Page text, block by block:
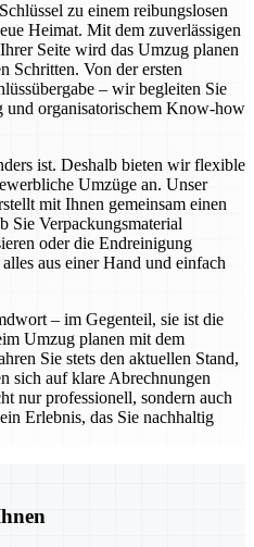
zu einem reibungslosen
Heimat. Mit dem zuverlässigen
Seite wird das Umzug planen
Schritten. Von der ersten
– wir begleiten Sie
und organisatorischem Know-how
ist. Deshalb bieten wir flexible
Umzüge an. Unser
mit Ihnen gemeinsam einen
Sie Verpackungsmaterial
oder die Endreinigung
aus einer Hand und einfach
– im Gegenteil, sie ist die
Umzug planen mit dem
Sie stets den aktuellen Stand,
sich auf klare Abrechnungen
nur professionell, sondern auch
Erlebnis, das Sie nachhaltig